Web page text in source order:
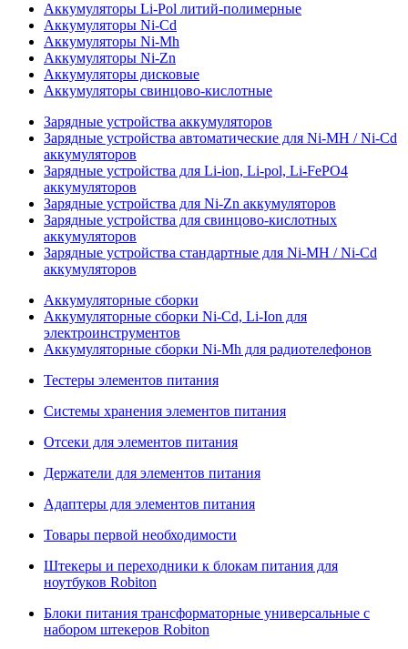
Аккумуляторы Li-Pol литий-полимерные
Аккумуляторы Ni-Cd
Аккумуляторы Ni-Mh
Аккумуляторы Ni-Zn
Аккумуляторы дисковые
Аккумуляторы свинцово-кислотные
Зарядные устройства аккумуляторов
Зарядные устройства автоматические для Ni-MH / Ni-Cd
аккумуляторов
Зарядные устройства для Li-ion, Li-pol, Li-FePO4
аккумуляторов
Зарядные устройства для Ni-Zn аккумуляторов
Зарядные устройства для свинцово-кислотных
аккумуляторов
Зарядные устройства стандартные для Ni-MH / Ni-Cd
аккумуляторов
Аккумуляторные сборки
Аккумуляторные сборки Ni-Cd, Li-Ion для
электроинструментов
Аккумуляторные сборки Ni-Mh для радиотелефонов
Тестеры элементов питания
Системы хранения элементов питания
Отсеки для элементов питания
Держатели для элементов питания
Адаптеры для элементов питания
Товары первой необходимости
Штекеры и переходники к блокам питания для
ноутбуков Robiton
Блоки питания трансформаторные универсальные с
набором штекеров Robiton